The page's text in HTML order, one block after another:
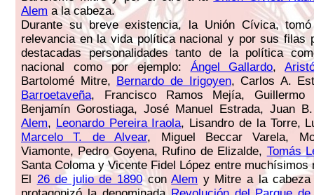
Alem a la cabeza.
Durante su breve existencia, la Unión Cívica,
relevancia en la vida política nacional y por sus filas
destacadas personalidades tanto de la política
nacional como por ejemplo: Ángel Gallardo,
Bartolomé Mitre, Bernardo de Irigoyen, Carlos A.
Barroetaveña, Francisco Ramos Mejía, Guillermo
Benjamín Gorostiaga, José Manuel Estrada, Juan
Alem, Leonardo Pereira Iraola, Lisandro de la Torre,
Marcelo T. de Alvear, Miguel Beccar Varela,
Viamonte, Pedro Goyena, Rufino de Elizalde, Tomás
Santa Coloma y Vicente Fidel López entre muchísimos
El 26 de julio de 1890conAlem y Mitre a la